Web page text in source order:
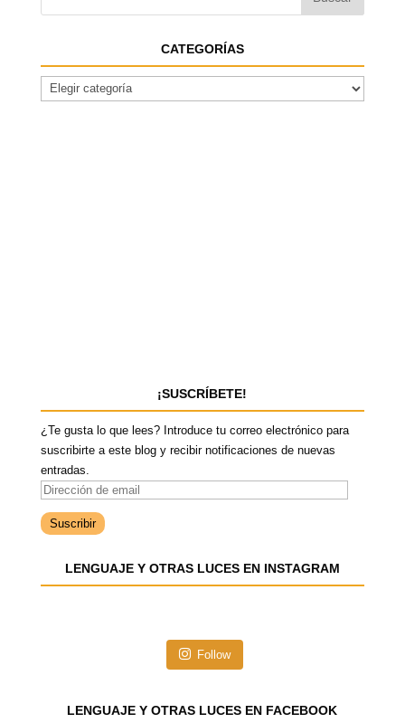
CATEGORÍAS
¡SUSCRÍBETE!
¿Te gusta lo que lees? Introduce tu correo electrónico para
suscribirte a este blog y recibir notificaciones de nuevas
entradas.
D
r
c
LENGUAJE Y OTRAS LUCES EN INSTAGRAM
Follow
LENGUAJE Y OTRAS LUCES EN FACEBOOK